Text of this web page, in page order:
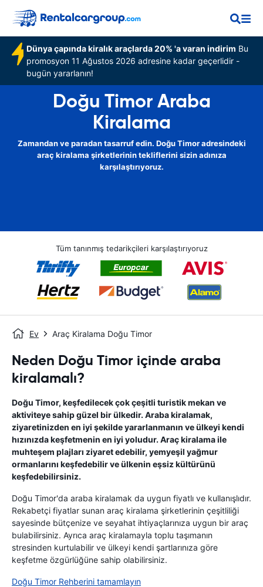
Dünya çapında kiralık araçlarda 20% 'a varan indirim Bu
promosyon 11 Ağustos 2026 adresine kadar geçerlidir -
bugün yararlanın!
Doğu Timor Araba
Kiralama
Zamandan ve paradan tasarruf edin. Doğu Timor adresindeki
araç kiralama şirketlerinin tekliflerini sizin adınıza
karşılaştırıyoruz.
Tüm tanınmış tedarikçileri karşılaştırıyoruz
Ev Araç Kiralama Doğu Timor
Neden Doğu Timor içinde araba
kiralamalı?
Doğu Timor, keşfedilecek çok çeşitli turistik mekan ve
aktiviteye sahip güzel bir ülkedir. Araba kiralamak,
ziyaretinizden en iyi şekilde yararlanmanın ve ülkeyi kendi
hızınızda keşfetmenin en iyi yoludur. Araç kiralama ile
muhteşem plajları ziyaret edebilir, yemyeşil yağmur
ormanlarını keşfedebilir ve ülkenin eşsiz kültürünü
keşfedebilirsiniz.
Doğu Timor'da araba kiralamak da uygun fiyatlı ve kullanışlıdır.
Rekabetçi fiyatlar sunan araç kiralama şirketlerinin çeşitliliği
sayesinde bütçenize ve seyahat ihtiyaçlarınıza uygun bir araç
bulabilirsiniz. Ayrıca araç kiralamayla toplu taşımanın
stresinden kurtulabilir ve ülkeyi kendi şartlarınıza göre
keşfetme özgürlüğüne sahip olabilirsiniz.
Doğu Timor Rehberini tamamlayın